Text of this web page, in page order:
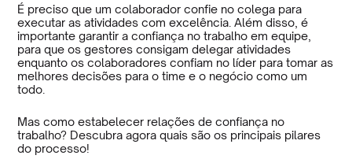
É preciso que um colaborador confie no colega para
executar as atividades com excelência. Além disso, é
importante garantir a confiança no trabalho em equipe,
para que os gestores consigam delegar atividades
enquanto os colaboradores confiam no líder para tomar as
melhores decisões para o time e o negócio como um
todo.
Mas como estabelecer relações de confiança no
trabalho? Descubra agora quais são os principais pilares
do processo!